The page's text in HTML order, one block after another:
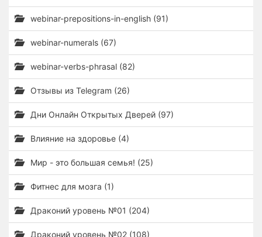
webinar-prepositions-in-english (91)
webinar-numerals (67)
webinar-verbs-phrasal (82)
Отзывы из Telegram (26)
Дни Онлайн Открытых Дверей (97)
Влияние на здоровье (4)
Мир - это большая семья! (25)
Фитнес для мозга (1)
Драконий уровень №01 (204)
Драконий уровень №02 (108)